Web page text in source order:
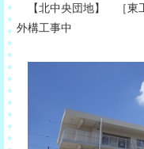
【北中央団地】 ［東
外構工事中